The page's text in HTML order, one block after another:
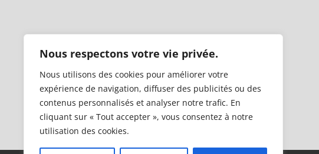
Nous respectons votre vie privée.
Nous utilisons des cookies pour améliorer votre
expérience de navigation, diffuser des publicités ou des
contenus personnalisés et analyser notre trafic. En
cliquant sur « Tout accepter », vous consentez à notre
utilisation des cookies.